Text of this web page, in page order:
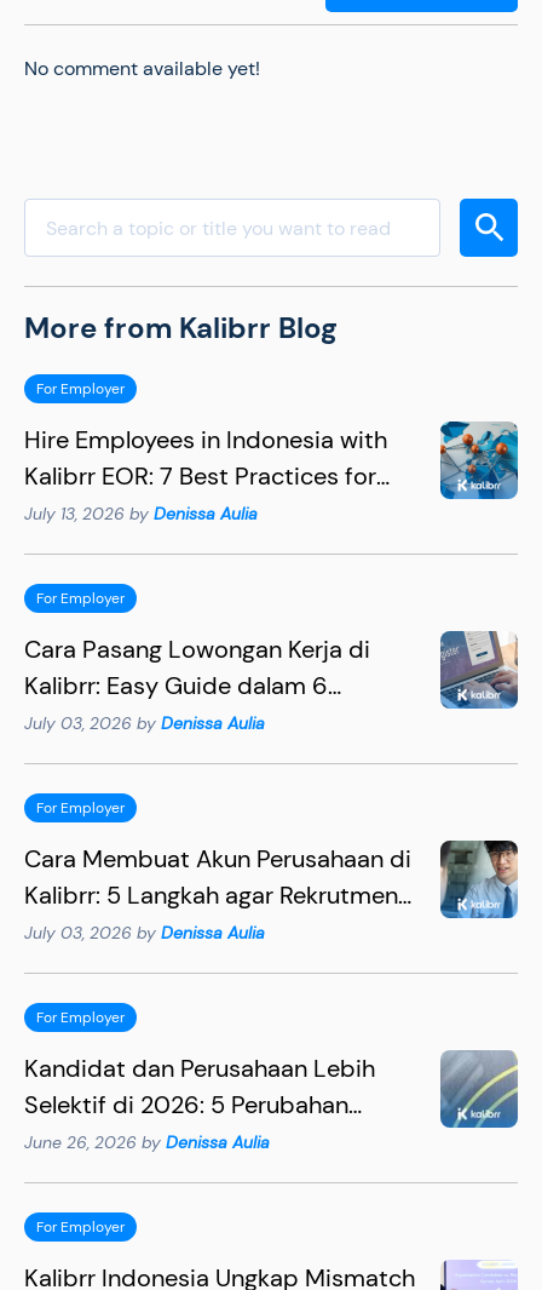
No comment available yet!
More from Kalibrr Blog
For Employer
Hire Employees in Indonesia with
Kalibrr EOR: 7 Best Practices for
Hiring Succesfully
July 13, 2026 by Denissa Aulia
For Employer
Cara Pasang Lowongan Kerja di
Kalibrr: Easy Guide dalam 6
Langkah
July 03, 2026 by Denissa Aulia
For Employer
Cara Membuat Akun Perusahaan di
Kalibrr: 5 Langkah agar Rekrutmen
Lebih Efektif
July 03, 2026 by Denissa Aulia
For Employer
Kandidat dan Perusahaan Lebih
Selektif di 2026: 5 Perubahan
Penting yang Wajib Dipahami HR
June 26, 2026 by Denissa Aulia
For Employer
Kalibrr Indonesia Ungkap Mismatch